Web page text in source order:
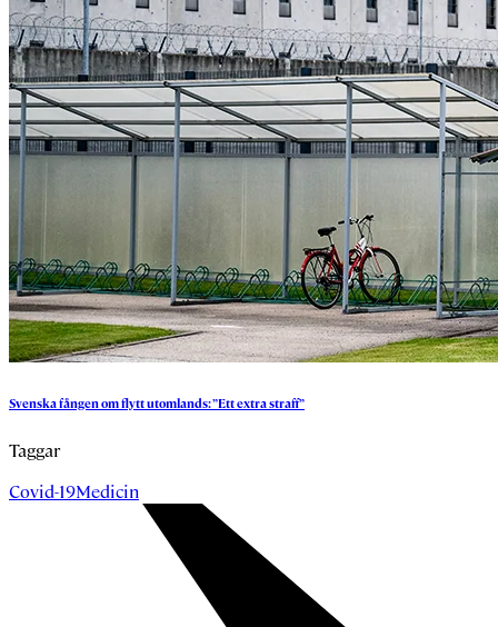
Svenskafångenomflyttutomlands:”Ettextrastraff”
Taggar
Covid-19Medicin